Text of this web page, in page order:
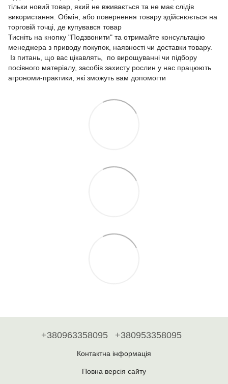
тільки новий товар, який не вживається та не має слідів
використання. Обмін, або повернення товару здійснюється на
торговій точці, де купувався товар
Тисніть на кнопку "Подзвонити" та отримайте консультацію
менеджера з приводу покупок, наявності чи доставки товару.
Із питань, що вас цікавлять, по вирощуванні чи підбору
посівного матеріалу, засобів захисту рослин у нас працюють
агрономи-практики, які зможуть вам допомогти
+380963358095 +380953358095
Контактна інформація
Повна версія сайту